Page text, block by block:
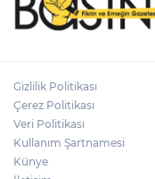
Gizlilik Politikası
Çerez Politikası
Veri Politikası
Kullanım Şartnamesi
Künye